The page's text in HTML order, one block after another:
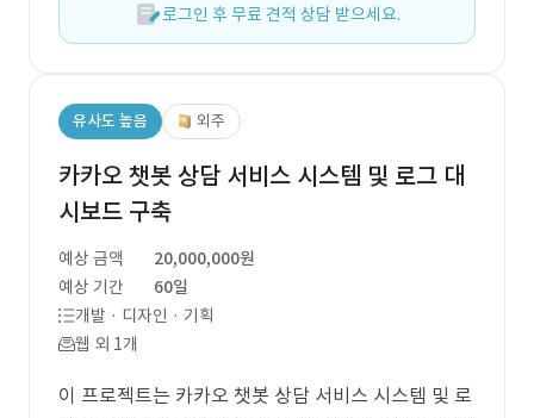
로그인 후 무료 견적 상담 받으세요.
유사도 높음 외주
카카오 챗봇 상담 서비스 시스템 및 로그 대
시보드 구축
예상 금액
20,000,000원
예상 기간
60일
개발 · 디자인 · 기획
웹 외 1개
이 프로젝트는 카카오 챗봇 상담 서비스 시스템 및 로